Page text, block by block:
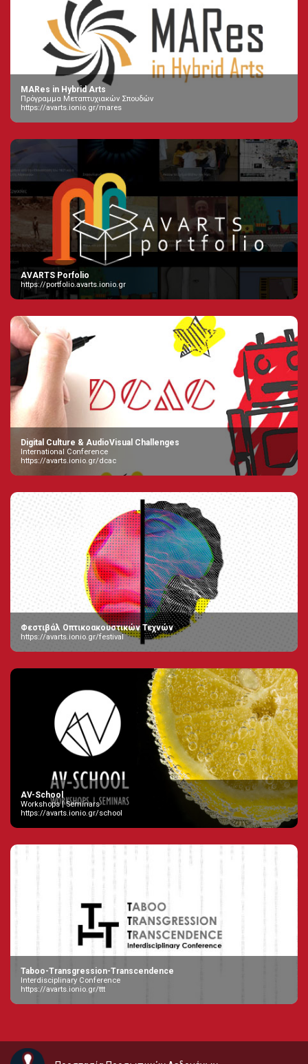
MARes in Hybrid Arts
Πρόγραμμα Μεταπτυχιακών Σπουδών
https://avarts.ionio.gr/mares
AVARTS Porfolio
https://portfolio.avarts.ionio.gr
Digital Culture & AudioVisual Challenges
International Conference
https://avarts.ionio.gr/dcac
Φεστιβάλ Οπτικοακουστικών Τεχνών
https://avarts.ionio.gr/festival
AV-School
Workshops | Seminars
https://avarts.ionio.gr/school
Taboo-Transgression-Transcendence
Interdisciplinary Conference
https://avarts.ionio.gr/ttt